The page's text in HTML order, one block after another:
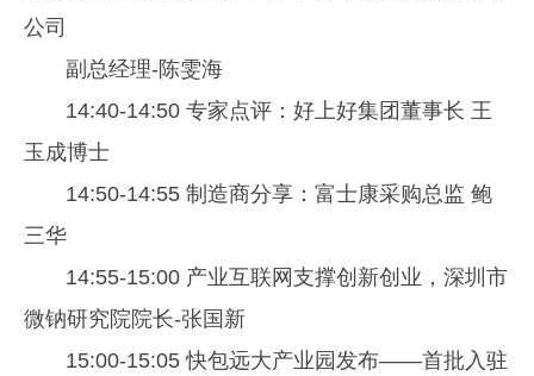
公司
副总经理-陈雯海
14:40-14:50 专家点评：好上好集团董事长 王
玉成博士
14:50-14:55 制造商分享：富士康采购总监 鲍
三华
14:55-15:00 产业互联网支撑创新创业，深圳市
微钠研究院院长-张国新
15:00-15:05 快包远大产业园发布——首批入驻